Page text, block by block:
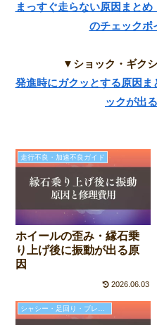
まっすぐ走らない原因まと
のチェックポ
▼ショック・ギク
発進時にガクッとする原因
ックが出
走行不良・加速不良ガイド
ホイールの歪み・縁石乗
り上げ後に振動が出る原
因
2026.06.03
シャシー・足回り・ブレーキの故障と修理費用